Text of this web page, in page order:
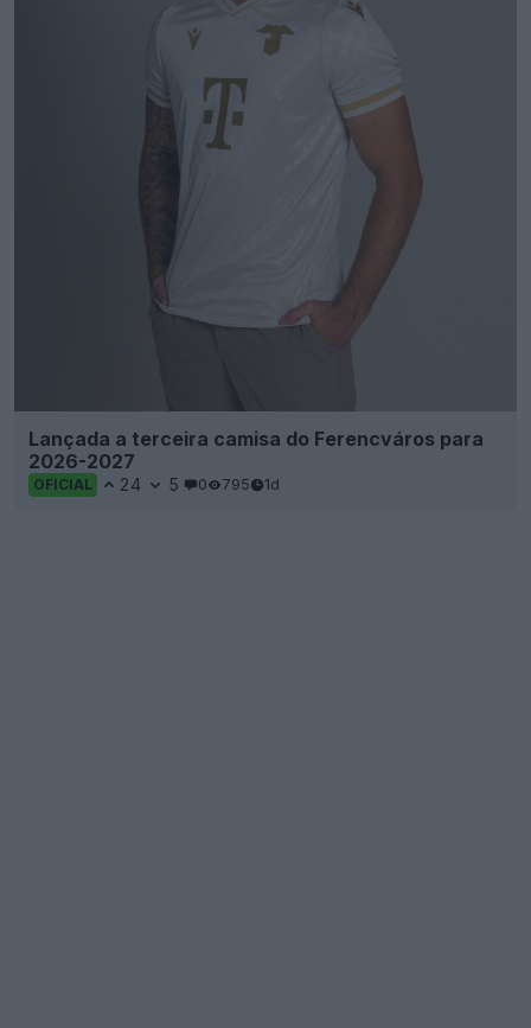
Lançada a terceira camisa do Ferencváros para
2026-2027
OFICIAL 24 5 0 795 1d